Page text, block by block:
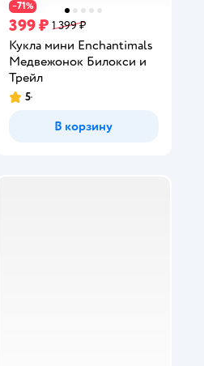
−71%
399 ₽ 1 399 ₽
Кукла мини Enchantimals
Медвежонок Билокси и
Трейл
Рейтинг:
5
В корзину